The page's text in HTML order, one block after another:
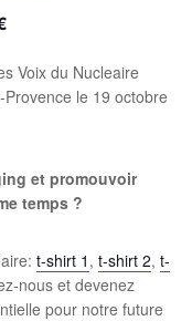
Voix du Nucleaire
le 19 octobre
et promouvoir
temps ?
t-shirt 1 , t-shirt 2, t-
nous et devenez
pour notre future